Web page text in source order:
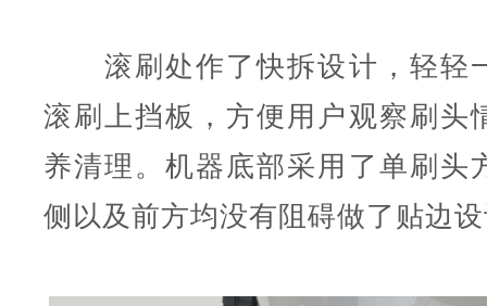
滚刷处作了快拆设计，轻轻
滚刷上挡板，方便用户观察刷头
养清理。机器底部采用了单刷头
侧以及前方均没有阻碍做了贴边